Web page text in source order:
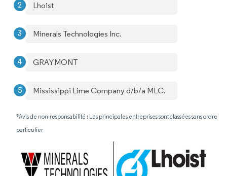
Lhoist
Minerals Technologies Inc.
GRAYMONT
Mississippi Lime Company d/b/a MLC.
*Avis de non-responsabilité : Les principales entreprises sont classées sans ordre
particulier